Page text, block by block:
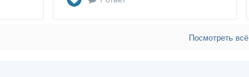
Посмотреть всё